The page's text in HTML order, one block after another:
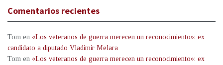
Comentarios recientes
Tom en «Los veteranos de guerra merecen un reconocimiento»: ex
candidato a diputado Vladimir Melara
Tom en «Los veteranos de guerra merecen un reconocimiento»: ex